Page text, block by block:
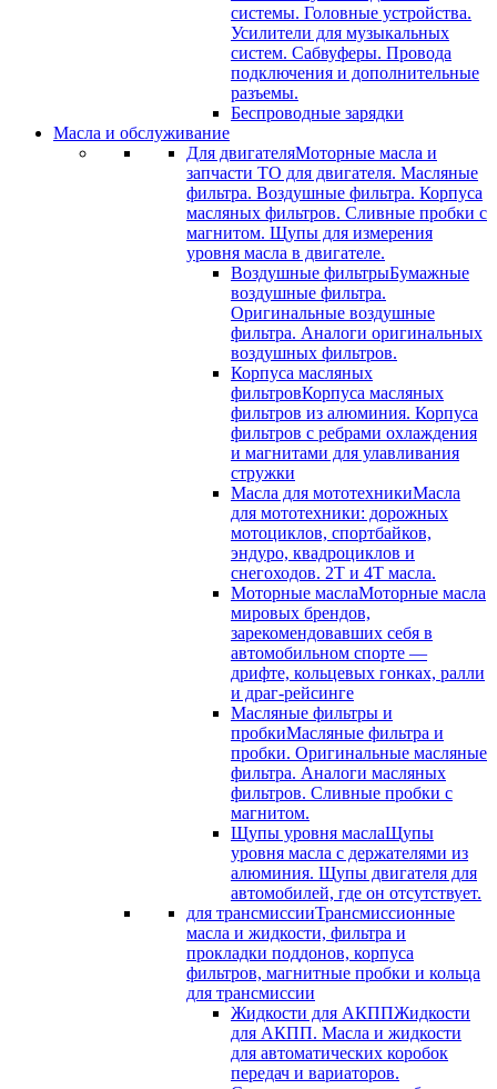
системы. Головные устройства.
Усилители для музыкальных
систем. Сабвуферы. Провода
подключения и дополнительные
разъемы.
Беспроводные зарядки
Масла и обслуживание
Для двигателяМоторные масла и
запчасти ТО для двигателя. Масляные
фильтра. Воздушные фильтра. Корпуса
масляных фильтров. Сливные пробки с
магнитом. Щупы для измерения
уровня масла в двигателе.
Воздушные фильтрыБумажные
воздушные фильтра.
Оригинальные воздушные
фильтра. Аналоги оригинальных
воздушных фильтров.
Корпуса масляных
фильтровКорпуса масляных
фильтров из алюминия. Корпуса
фильтров с ребрами охлаждения
и магнитами для улавливания
стружки
Масла для мототехникиМасла
для мототехники: дорожных
мотоциклов, спортбайков,
эндуро, квадроциклов и
снегоходов. 2T и 4T масла.
Моторные маслаМоторные масла
мировых брендов,
зарекомендовавших себя в
автомобильном спорте —
дрифте, кольцевых гонках, ралли
и драг-рейсинге
Масляные фильтры и
пробкиМасляные фильтра и
пробки. Оригинальные масляные
фильтра. Аналоги масляных
фильтров. Сливные пробки с
магнитом.
Щупы уровня маслаЩупы
уровня масла с держателями из
алюминия. Щупы двигателя для
автомобилей, где он отсутствует.
для трансмиссииТрансмиссионные
масла и жидкости, фильтра и
прокладки поддонов, корпуса
фильтров, магнитные пробки и кольца
для трансмиссии
Жидкости для АКППЖидкости
для АКПП. Масла и жидкости
для автоматических коробок
передач и вариаторов.